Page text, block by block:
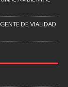
DE VIALIDAD